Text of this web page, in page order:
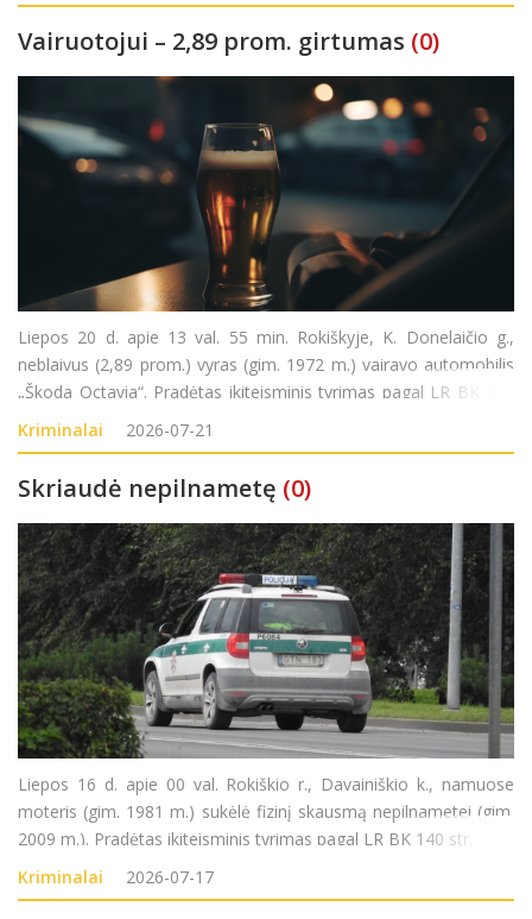
Vairuotojui – 2,89 prom. girtumas (0)
Liepos 20 d. apie 13 val. 55 min. Rokiškyje, K. Donelaičio g.,
neblaivus (2,89 prom.) vyras (gim. 1972 m.) vairavo automobilis
„Škoda Octavia“. Pradėtas ikiteisminis tyrimas pagal LR BK 281
str. (Kelių transporto eismo saugumo ar transporto priemonių
eksploatavimo taisykli
Kriminalai 2026-07-21
Skriaudė nepilnametę (0)
Liepos 16 d. apie 00 val. Rokiškio r., Davainiškio k., namuose
moteris (gim. 1981 m.) sukėlė fizinį skausmą nepilnametei (gim.
2009 m.). Pradėtas ikiteisminis tyrimas pagal LR BK 140 str.
Kriminalai
2026-07-17